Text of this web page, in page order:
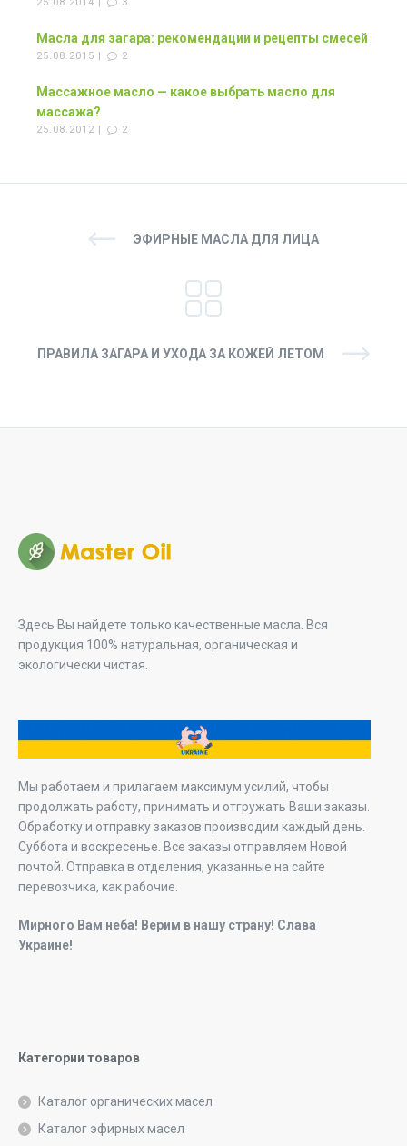
Масла для загара: рекомендации и рецепты смесей
25.08.2015 | 2
Массажное масло — какое выбрать масло для
массажа?
25.08.2012 | 2
ЭФИРНЫЕ МАСЛА ДЛЯ ЛИЦА
ПРАВИЛА ЗАГАРА И УХОДА ЗА КОЖЕЙ ЛЕТОМ
Здесь Вы найдете только качественные масла. Вся
продукция 100% натуральная, органическая и
экологически чистая.
Мы работаем и прилагаем максимум усилий, чтобы
продолжать работу, принимать и отгружать Ваши заказы.
Обработку и отправку заказов производим каждый день.
Суббота и воскресенье. Все заказы отправляем Новой
почтой. Отправка в отделения, указанные на сайте
перевозчика, как рабочие.
Мирного Вам неба! Верим в нашу страну! Слава
Украине!
Категории товаров
Каталог органических масел
Каталог эфирных масел